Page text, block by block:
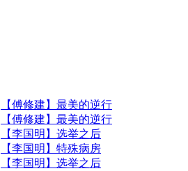
【傅修建】最美的逆行
【傅修建】最美的逆行
【李国明】选举之后
【李国明】特殊病房
【李国明】选举之后